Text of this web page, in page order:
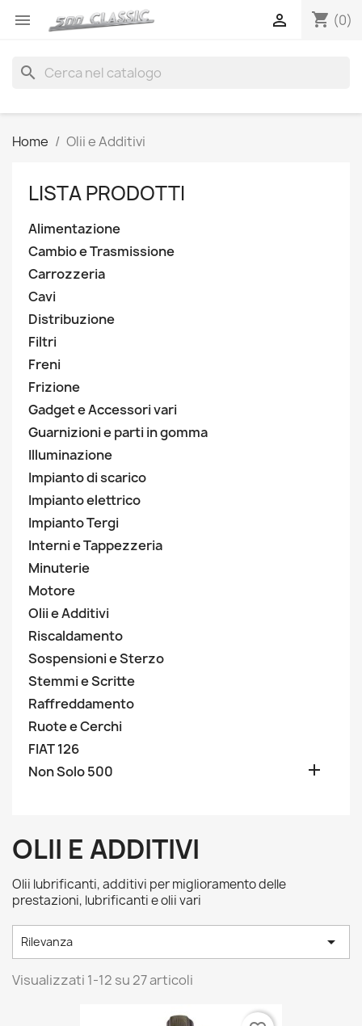
 shopping_cart (0)

search
Home Olii e Additivi
LISTA PRODOTTI
Alimentazione
Cambio e Trasmissione
Carrozzeria
Cavi
Distribuzione
Filtri
Freni
Frizione
Gadget e Accessori vari
Guarnizioni e parti in gomma
Illuminazione
Impianto di scarico
Impianto elettrico
Impianto Tergi
Interni e Tappezzeria
Minuterie
Motore
Olii e Additivi
Riscaldamento
Sospensioni e Sterzo
Stemmi e Scritte
Raffreddamento
Ruote e Cerchi
FIAT 126
Non Solo 500

OLII E ADDITIVI
Olii lubrificanti, additivi per miglioramento delle
prestazioni, lubrificanti e olii vari
Rilevanza 
Visualizzati 1-12 su 27 articoli